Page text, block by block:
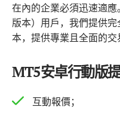
在內的企業必須迅速適
版本）用戶，我們提供
本，提供專業且全面的交
MT5安卓行動版提
互動報價；